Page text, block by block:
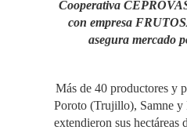
Cooperativa
con empresa
asegura mercado
Más de 40 productores y
Poroto (Trujillo), Samne y
extendieron sus hectáreas